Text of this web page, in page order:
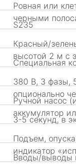
Ровная или
черными
S235
Красный/
высотой 2 м с
Специальная
380 В, 3 фазы,
опционально
Ручной насос
аккумулятор
3-5 секунд, в
Подъем,
индикатор
Вводы/выводы